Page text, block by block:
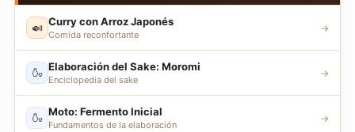
🍛 Curry con Arroz Japonés
Comida reconfortante
→
🍶 Elaboración del Sake: Moromi
Enciclopedia del sake
→
🍶 Moto: Fermento Inicial
Fundamentos de la elaboración
→